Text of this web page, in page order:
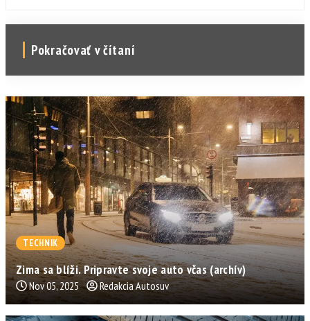
Pokračovať v čítaní
TECHNIK
Zima sa blíži. Pripravte svoje auto včas (archív)
Nov 05, 2025 Redakcia Autosuv